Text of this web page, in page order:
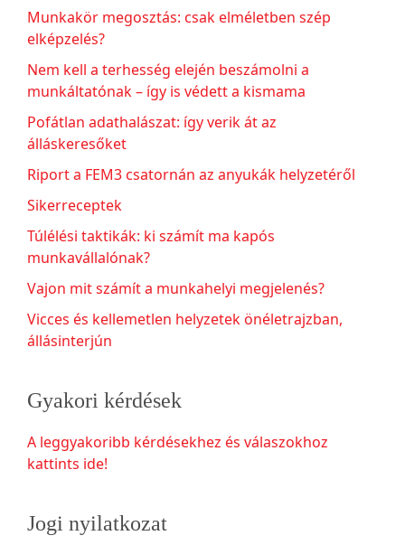
Munkakör megosztás: csak elméletben szép
elképzelés?
Nem kell a terhesség elején beszámolni a
munkáltatónak – így is védett a kismama
Pofátlan adathalászat: így verik át az
álláskeresőket
Riport a FEM3 csatornán az anyukák helyzetéről
Sikerreceptek
Túlélési taktikák: ki számít ma kapós
munkavállalónak?
Vajon mit számít a munkahelyi megjelenés?
Vicces és kellemetlen helyzetek önéletrajzban,
állásinterjún
Gyakori kérdések
A leggyakoribb kérdésekhez és válaszokhoz
kattints ide!
Jogi nyilatkozat